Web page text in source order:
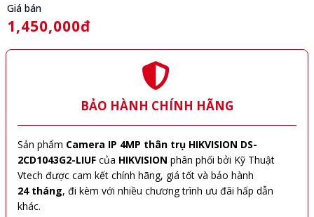
Giá bán
1,450,000đ
BẢO HÀNH CHÍNH HÃNG
Sản phẩm Camera IP 4MP thân trụ HIKVISION DS-
2CD1043G2-LIUF của HIKVISION phân phối bởi Kỹ Thuật
Vtech được cam kết chính hãng, giá tốt và bảo hành
24 tháng, đi kèm với nhiều chương trình ưu đãi hấp dẫn
khác.